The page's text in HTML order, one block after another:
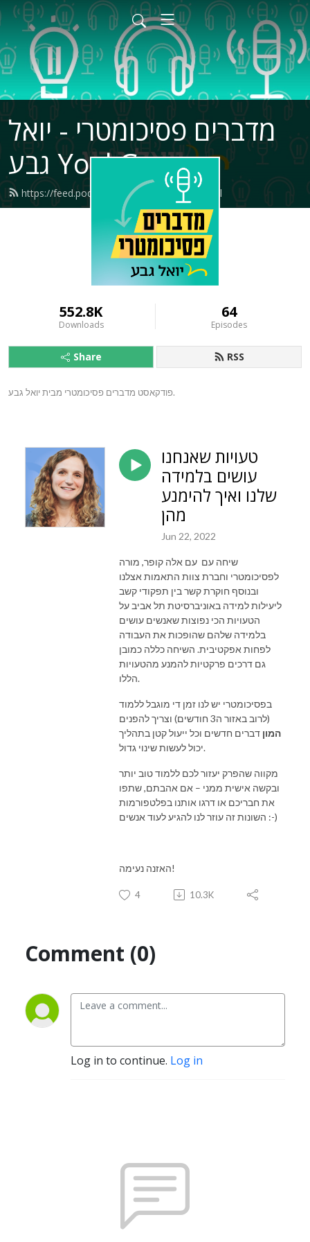
מדברים פסיכומטרי - יואל
גבע Yoel Geva
https://feed.podbean.com/yoelgeva/feed.xml
552.8K
Downloads
64
Episodes
Share RSS
פודקאסט מדברים פסיכומטרי מבית יואל גבע.
טעויות שאנחנו
עושים בלמידה
שלנו ואיך להימנע
מהן
Jun 22, 2022
שיחה עם עם אלה קופר, מורה
לפסיכומטרי וחברת צוות התאמות אצלנו
ובנוסף חוקרת קשר בין תפקודי קשב
ליעילות למידה באוניברסיטת תל אביב על
הטעויות הכי נפוצות שאנשים עושים
בלמידה שלהם שהופכות את העבודה
לפחות אפקטיבית. השיחה כללה כמובן
גם דרכים פרקטיות להמנע מהטעויות
הללו.
בפסיכומטרי יש לנו זמן די מוגבל ללמוד
(לרוב באזור ה3 חודשים) וצריך להפנים
המון דברים חדשים וכל ייעול קטן בתהליך
יכול לעשות שינוי גדול.
מקווה שהפרק יעזור לכם ללמוד טוב יותר
ובקשה אישית ממני – אם אהבתם, שתפו
את חבריכם או דרגו אותנו בפלטפורמות
השונות זה עוזר לנו להגיע לעוד אנשים :-)
האזנה נעימה!
4 10.3K
Comment (0)
Log in to continue. Log in